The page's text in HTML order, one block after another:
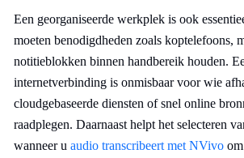
Een georganiseerde werkplek is ook
moeten benodigdheden zoals koptelefoons,
notitieblokken binnen handbereik houden.
internetverbinding is onmisbaar voor wie
cloudgebaseerde diensten of snel online
raadplegen. Daarnaast helpt het selecteren
wanneer u audio transcribeert met NVivo